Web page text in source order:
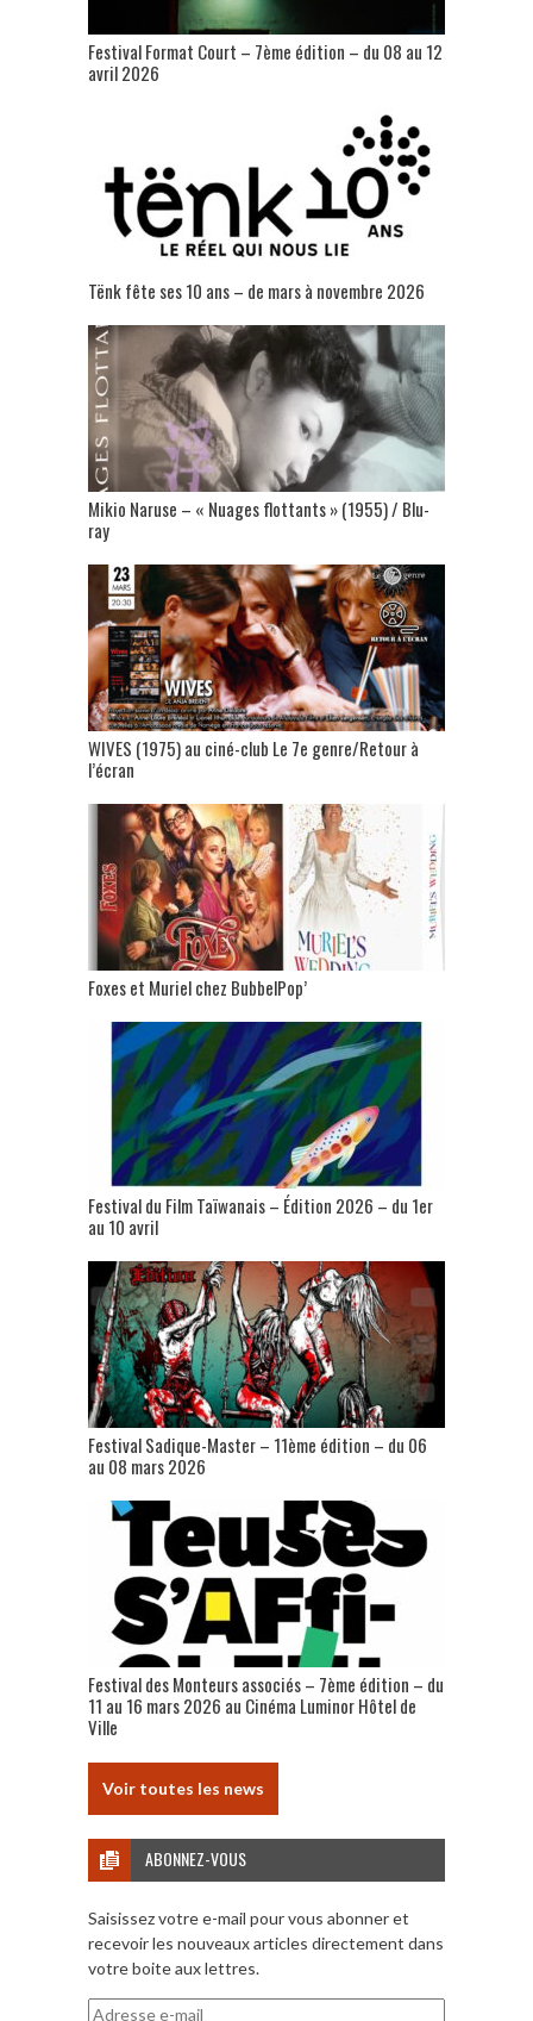
Festival Format Court – 7ème édition – du 08 au 12
avril 2026
Tënk fête ses 10 ans – de mars à novembre 2026
Mikio Naruse – « Nuages flottants » (1955) / Blu-
ray
WIVES (1975) au ciné-club Le 7e genre/Retour à
l’écran
Foxes et Muriel chez BubbelPop’
Festival du Film Taïwanais – Édition 2026 – du 1er
au 10 avril
Festival Sadique-Master – 11ème édition – du 06
au 08 mars 2026
Festival des Monteurs associés – 7ème édition – du
11 au 16 mars 2026 au Cinéma Luminor Hôtel de
Ville
Voir toutes les news
ABONNEZ-VOUS
Saisissez votre e-mail pour vous abonner et
recevoir les nouveaux articles directement dans
votre boite aux lettres.
Adresse